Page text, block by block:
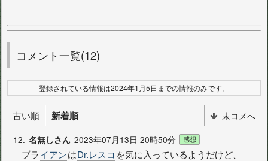
コメント一覧(12)
登録されている情報は2024年1月5日までの情報のみです。
古い順 新着順
末コメへ
12. 名無しさん 2023年07月13日 20時50分 感想
ブライアンはDr.レスコ を気に入っているようだけど、